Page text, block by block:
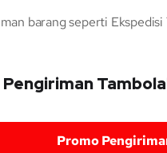
barang seperti
Promo